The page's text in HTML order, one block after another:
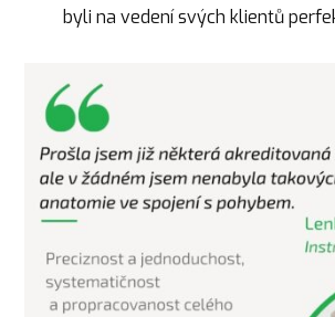
byli na vedení svých klientů